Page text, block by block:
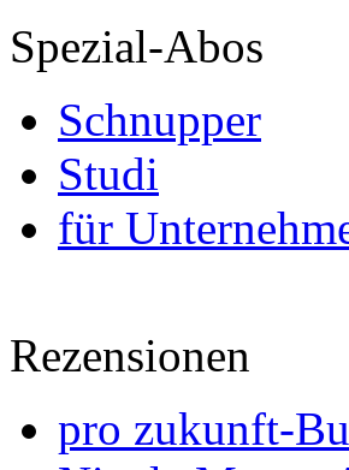
Spezial-Abos
Schnupper
Studi
für
Rezensionen
pro zukunft-